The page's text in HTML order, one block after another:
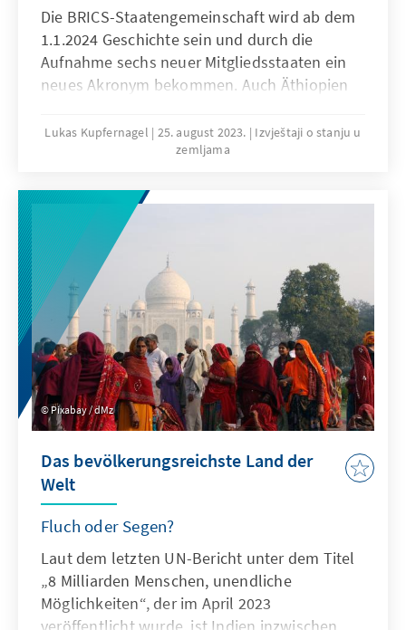
Die BRICS-Staatengemeinschaft wird ab dem
1.1.2024 Geschichte sein und durch die
Aufnahme sechs neuer Mitgliedsstaaten ein
neues Akronym bekommen. Auch Äthiopien
anschließen und erhofft sich viel von der
Mitgliedschaft. Doch was bedeutet dies für die
Nigeria bevölkerungsreichsten Landes Afrikas
in der Weltpolitik?
Lukas Kupfernagel 25. august 2023.
Izvještaji o stanju u
zemljama
Pixabay / dMz
Das bevölkerungsreichste Land der
Welt
Fluch oder Segen?
Laut dem letzten UN-Bericht unter dem Titel
„8 Milliarden Menschen, unendliche
Möglichkeiten“, der im April 2023